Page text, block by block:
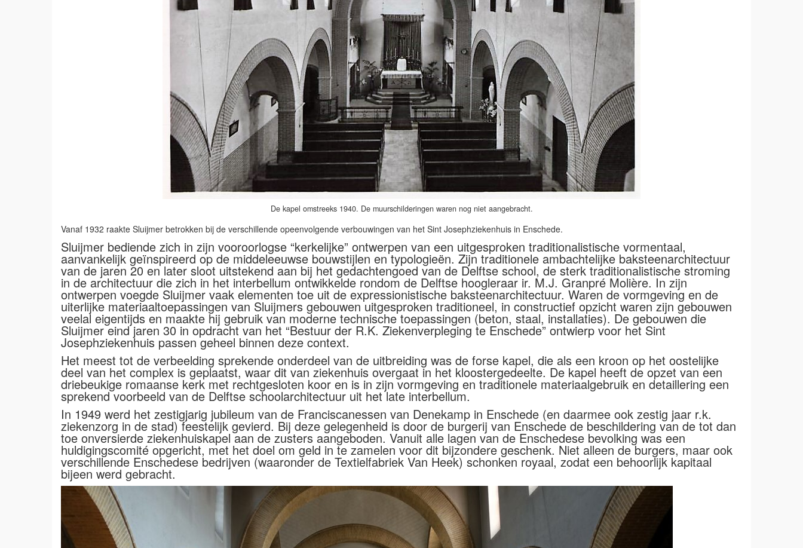
De kapel omstreeks 1940. De muurschilderingen waren nog niet aangebracht.
Vanaf 1932 raakte Sluijmer betrokken bij de verschillende opeenvolgende verbouwingen van het Sint Josephziekenhuis in Enschede.
Sluijmer bediende zich in zijn vooroorlogse “kerkelijke” ontwerpen van een uitgesproken traditionalistische vormentaal,
aanvankelijk geïnspireerd op de middeleeuwse bouwstijlen en typologieën. Zijn traditionele ambachtelijke baksteenarchitectuur
van de jaren 20 en later sloot uitstekend aan bij het gedachtengoed van de Delftse school, de sterk traditionalistische stroming
in de architectuur die zich in het interbellum ontwikkelde rondom de Delftse hoogleraar ir. M.J. Granpré Molière. In zijn
ontwerpen voegde Sluijmer vaak elementen toe uit de expressionistische baksteenarchitectuur. Waren de vormgeving en de
uiterlijke materiaaltoepassingen van Sluijmers gebouwen uitgesproken traditioneel, in constructief opzicht waren zijn gebouwen
veelal eigentijds en maakte hij gebruik van moderne technische toepassingen (beton, staal, installaties). De gebouwen die
Sluijmer eind jaren 30 in opdracht van het “Bestuur der R.K. Ziekenverpleging te Enschede” ontwierp voor het Sint
Josephziekenhuis passen geheel binnen deze context.
Het meest tot de verbeelding sprekende onderdeel van de uitbreiding was de forse kapel, die als een kroon op het oostelijke
deel van het complex is geplaatst, waar dit van ziekenhuis overgaat in het kloostergedeelte. De kapel heeft de opzet van een
driebeukige romaanse kerk met rechtgesloten koor en is in zijn vormgeving en traditionele materiaalgebruik en detaillering een
sprekend voorbeeld van de Delftse schoolarchitectuur uit het late interbellum.
In 1949 werd het zestigjarig jubileum van de Franciscanessen van Denekamp in Enschede (en daarmee ook zestig jaar r.k.
ziekenzorg in de stad) feestelijk gevierd. Bij deze gelegenheid is door de burgerij van Enschede de beschildering van de tot dan
toe onversierde ziekenhuiskapel aan de zusters aangeboden. Vanuit alle lagen van de Enschedese bevolking was een
huldigingscomité opgericht, met het doel om geld in te zamelen voor dit bijzondere geschenk. Niet alleen de burgers, maar ook
verschillende Enschedese bedrijven (waaronder de Textielfabriek Van Heek) schonken royaal, zodat een behoorlijk kapitaal
bijeen werd gebracht.